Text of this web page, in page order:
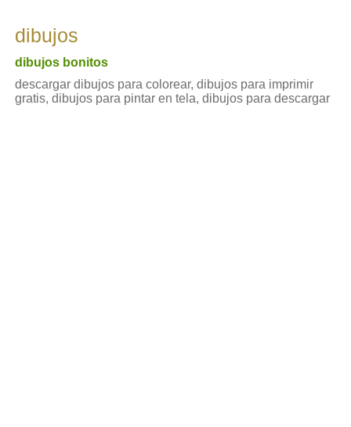
dibujos
dibujos bonitos
descargar dibujos para colorear, dibujos para imprimir
gratis, dibujos para pintar en tela, dibujos para descargar